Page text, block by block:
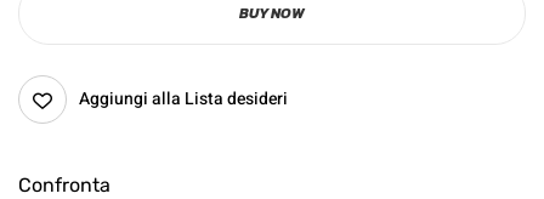
BUY NOW
Aggiungi alla Lista desideri
Confronta